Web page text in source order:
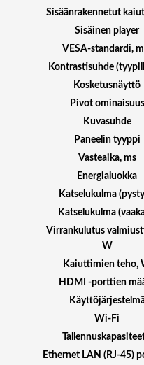
Sisäänrakennetut
Sisäinen player
VESA-standardi,
Kontrastisuhde
Kosketusnäyttö
Pivot ominaisuus
Kuvasuhde
Paneelin tyyppi
Vasteaika, ms
Energialuokka
Katselukulma
Katselukulma
Virrankulutus
W
Kaiuttimien teho,
HDMI -porttien
Wi-Fi
Ethernet LAN (RJ-45)